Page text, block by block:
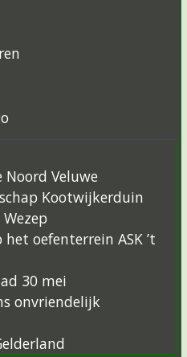
Veluwe
Kootwijkerduin
oefenterrein ASK ’t
30 mei
onvriendelijk